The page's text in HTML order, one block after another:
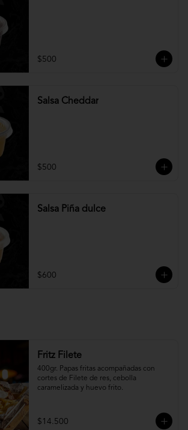
$500
Salsa Cheddar
$500
Salsa Piña dulce
$600
Fritz Filete
400gr. Papas fritas acompañadas con
cortes de Filete de res, cebolla
caramelizada y huevo frito.
$14.500